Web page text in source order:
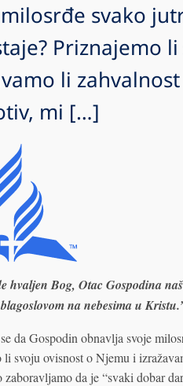
svako
Priznajemo
li
mi […]
hvaljen Bog, Otac Gospodina
na nebesima u
da Gospodin obnavlja svoje
li svoju ovisnost o Njemu i
zaboravljamo da je “svaki dobar